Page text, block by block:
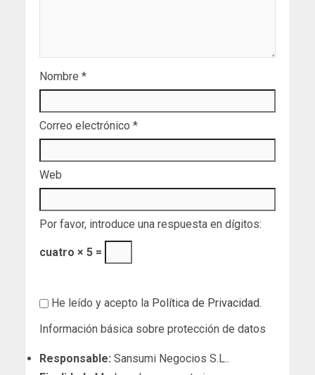
Nombre *
Correo electrónico *
Web
Por favor, introduce una respuesta en dígitos:
cuatro × 5 =
He leído y acepto la Política de Privacidad.
Información básica sobre protección de datos
Responsable: Sansumi Negocios S.L..